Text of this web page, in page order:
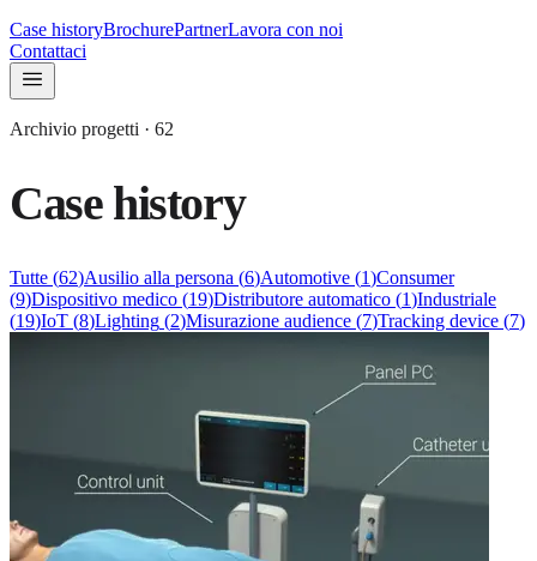
Case historyBrochurePartnerLavora con noi
Contattaci
Archivio progetti · 62
Case history
Tutte (62)Ausilio alla persona (6)Automotive (1)Consumer
(9)Dispositivo medico (19)Distributore automatico (1)Industriale
(19)IoT (8)Lighting (2)Misurazione audience (7)Tracking device (7)